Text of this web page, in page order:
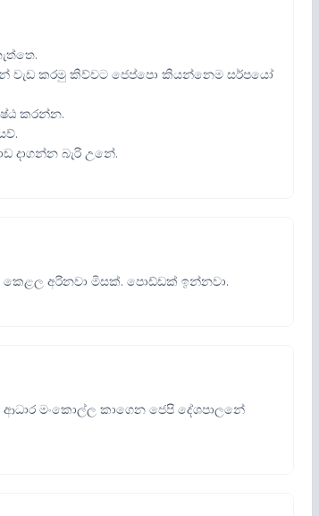
වැඩ කරමු කිව්වට ජෙප්පො කියන්නෙම සර්පයෝ
කරන්න.
දාගන්න බැරි උනේ.
අරිනවා මිසක්. පොඩ්ඩක් ඉන්නවා.
මංකොල්ල කාගෙන ජෙපි දේශපාලනේ